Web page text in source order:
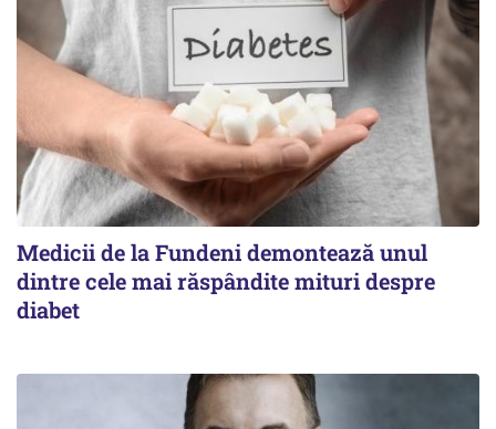
Medicii de la Fundeni demontează unul
dintre cele mai răspândite mituri despre
diabet